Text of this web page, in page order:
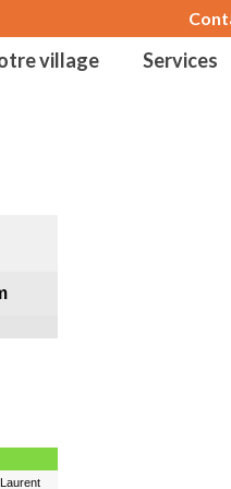
village Services